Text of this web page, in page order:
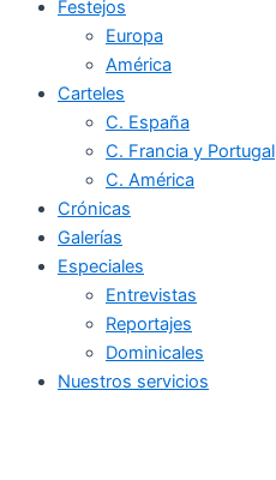
Festejos
Europa
América
Carteles
C. España
C. Francia y Portugal
C. América
Crónicas
Galerías
Especiales
Entrevistas
Reportajes
Dominicales
Nuestros servicios